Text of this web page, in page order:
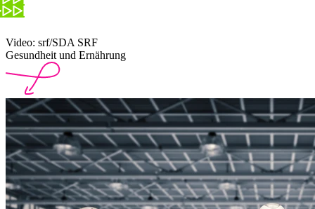
Video: srf/SDA SRF
Gesundheit und Ernährung